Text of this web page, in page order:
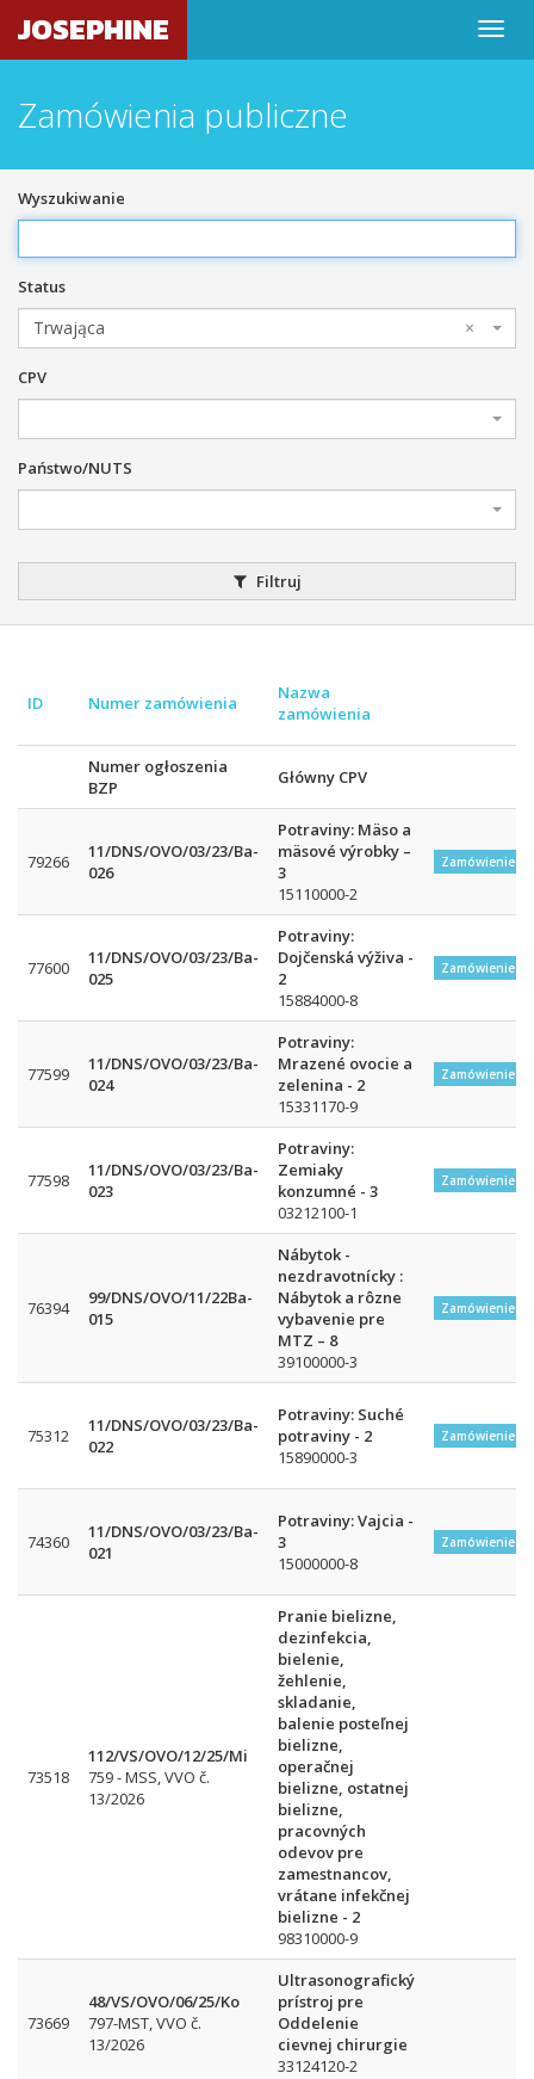
JOSEPHINE
Zamówienia publiczne
Wyszukiwanie
Status
×
Trwająca
CPV
Państwo/NUTS
Filtruj
ID Numer zamówienia
Nazwa
zamówienia
Numer ogłoszenia
BZP
Główny CPV
79266
11/DNS/OVO/03/23/Ba-
026
Potraviny: Mäso a
mäsové výrobky –
3
15110000-2
Zamówienie w
77600
11/DNS/OVO/03/23/Ba-
025
Potraviny:
Dojčenská výživa -
2
15884000-8
Zamówienie w
77599
11/DNS/OVO/03/23/Ba-
024
Potraviny:
Mrazené ovocie a
zelenina - 2
15331170-9
Zamówienie w
77598
11/DNS/OVO/03/23/Ba-
023
Potraviny:
Zemiaky
konzumné - 3
03212100-1
Zamówienie w
76394
99/DNS/OVO/11/22Ba-
015
Nábytok -
nezdravotnícky :
Nábytok a rôzne
vybavenie pre
MTZ – 8
39100000-3
Zamówienie w
75312
11/DNS/OVO/03/23/Ba-
022
Potraviny: Suché
potraviny - 2
15890000-3
Zamówienie w
74360
11/DNS/OVO/03/23/Ba-
021
Potraviny: Vajcia -
3
15000000-8
Zamówienie w
73518
112/VS/OVO/12/25/Mi
759 - MSS, VVO č.
13/2026
Pranie bielizne,
dezinfekcia,
bielenie,
žehlenie,
skladanie,
balenie posteľnej
bielizne,
operačnej
bielizne, ostatnej
bielizne,
pracovných
odevov pre
zamestnancov,
vrátane infekčnej
bielizne - 2
98310000-9
73669
48/VS/OVO/06/25/Ko
797-MST, VVO č.
13/2026
Ultrasonografický
prístroj pre
Oddelenie
cievnej chirurgie
33124120-2